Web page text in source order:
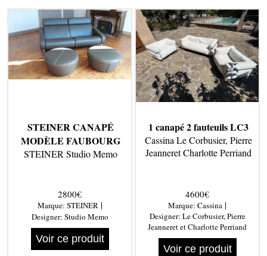
STEINER CANAPÉ
MODÈLE FAUBOURG
STEINER Studio Memo
2800€
Marque: STEINER|
Designer: Studio Memo
Voir ce produit
1 canapé 2 fauteuils LC3
Cassina Le Corbusier, Pierre
Jeanneret Charlotte Perriand
4600€
Marque: Cassina |
Designer: Le Corbusier, Pierre
Jeanneret et Charlotte Perriand
Voir ce produit